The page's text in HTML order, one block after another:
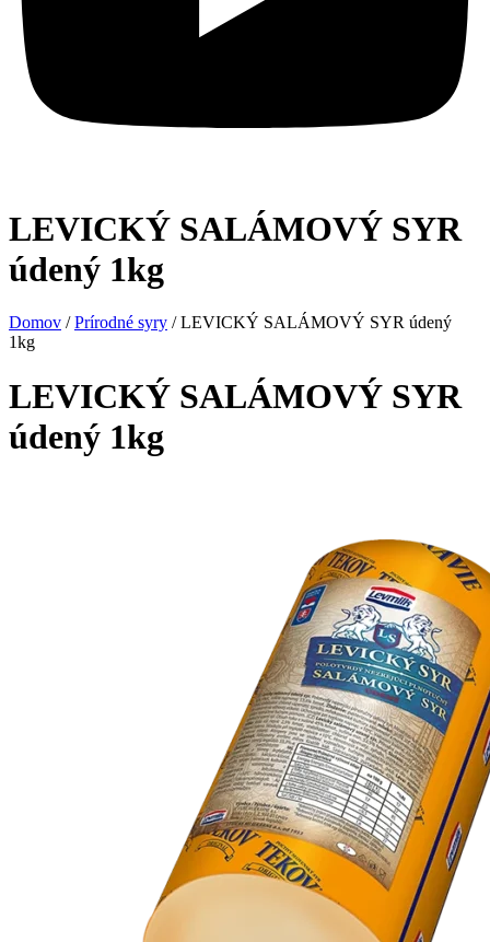
LEVICKÝ SALÁMOVÝ SYR
údený 1kg
Domov /Prírodné syry / LEVICKÝ SALÁMOVÝ SYR údený
1kg
LEVICKÝ SALÁMOVÝ SYR
údený 1kg